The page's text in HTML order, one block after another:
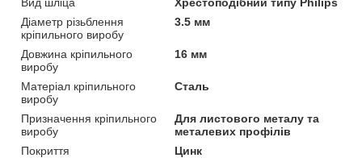
Діаметр різьблення
кріпильного виробу
3.5 мм
Довжина кріпильного
виробу
16 мм
Матеріал кріпильного
виробу
Сталь
Призначення кріпильного
виробу
Для листового металу та
металевих профілів
Покриття
Цинк